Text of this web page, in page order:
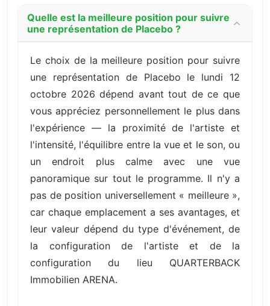
Quelle est la meilleure position pour suivre
une représentation de Placebo ?
Le choix de la meilleure position pour suivre
une représentation de Placebo le lundi 12
octobre 2026 dépend avant tout de ce que
vous appréciez personnellement le plus dans
l'expérience — la proximité de l'artiste et
l'intensité, l'équilibre entre la vue et le son, ou
un endroit plus calme avec une vue
panoramique sur tout le programme. Il n'y a
pas de position universellement « meilleure »,
car chaque emplacement a ses avantages, et
leur valeur dépend du type d'événement, de
la configuration de l'artiste et de la
configuration du lieu QUARTERBACK
Immobilien ARENA.